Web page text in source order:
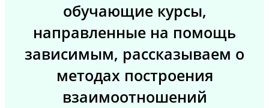
обучающие курсы,
направленные на помощь
зависимым, рассказываем о
методах построения
взаимоотношений